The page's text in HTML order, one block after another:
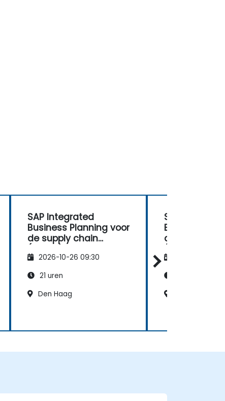
SAP Integrated
Business Planning voor
de supply chain
2026-10-26 09:30
21 uren
Den Haag
SAP
Business
de supply